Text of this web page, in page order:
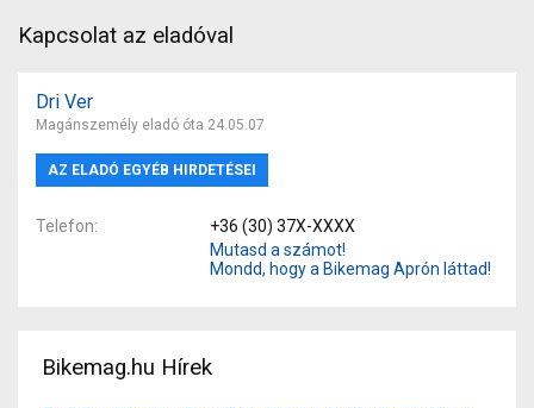
Kapcsolat az eladóval
Dri Ver
Magánszemély eladó óta 24.05.07
AZ ELADÓ EGYÉB HIRDETÉSEI
Telefon
+36 (30) 37X-XXXX
Mutasd a számot!
Mondd, hogy a Bikemag Aprón láttad!
Bikemag.hu Hírek